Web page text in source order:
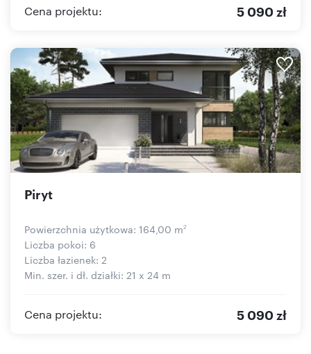
Cena projektu: 5 090 zł
Piryt
Powierzchnia użytkowa: 164,00 m2
Liczba pokoi: 6
Liczba łazienek: 2
Min. szer. i dł. działki: 21 x 24 m
Cena projektu: 5 090 zł